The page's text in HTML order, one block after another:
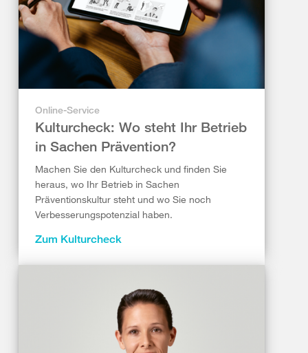
Online-Service
Kulturcheck: Wo steht Ihr Betrieb
in Sachen Prävention?
Machen Sie den Kulturcheck und finden Sie
heraus, wo Ihr Betrieb in Sachen
Präventionskultur steht und wo Sie noch
Verbesserungspotenzial haben.
Zum Kulturcheck